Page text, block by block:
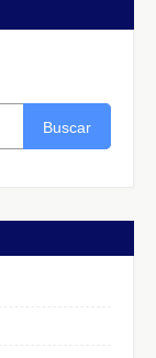
Buscar